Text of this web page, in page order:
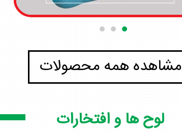
مشاهده همه محصولات
لوح ها و افتخارات